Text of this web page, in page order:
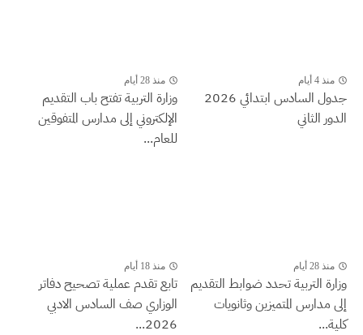
منذ 4 أيام
جدول السادس ابتدائي 2026
الدور الثاني
منذ 28 أيام
وزارة التربية تفتح باب التقديم
الإلكتروني إلى مدارس المتفوقين
للعام...
منذ 28 أيام
وزارة التربية تحدد ضوابط التقديم
إلى مدارس المتميزين وثانويات
كلية...
منذ 18 أيام
تابع تقدم عملية تصحيح دفاتر
الوزاري صف السادس الادبي
2026...